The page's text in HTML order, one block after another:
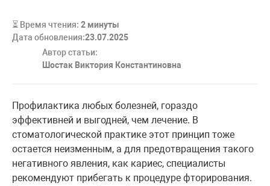
⏳ Время чтения: 2 минуты
Дата обновления:23.07.2025
Автор статьи:
Шостак Виктория Константиновна
Профилактика любых болезней, гораздо
эффективней и выгодней, чем лечение. В
стоматологической практике этот принцип тоже
остается неизменным, а для предотвращения такого
негативного явления, как кариес, специалисты
рекомендуют прибегать к процедуре фторирования.